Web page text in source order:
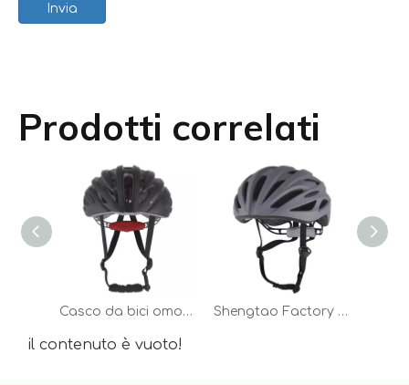
Invia
Prodotti correlati
Casco da bici omologato CE Casco da bicicletta Casco da ciclismo in-mold con visiera Shengtao Factory RB-1 Prezzo Nuovo prodotto Caschi da bicicletta colorati per adulti
il contenuto è vuoto!